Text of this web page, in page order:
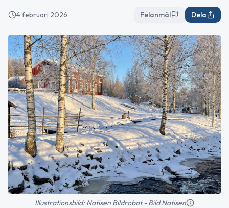
4 februari 2026 Felanmäl Dela
Illustrationsbild: Notisen Bildrobot - Bild Notisen